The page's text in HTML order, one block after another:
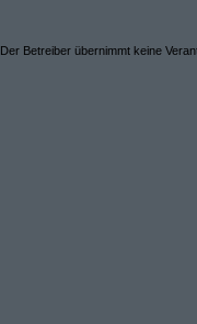
Der Betreiber übernimmt keine